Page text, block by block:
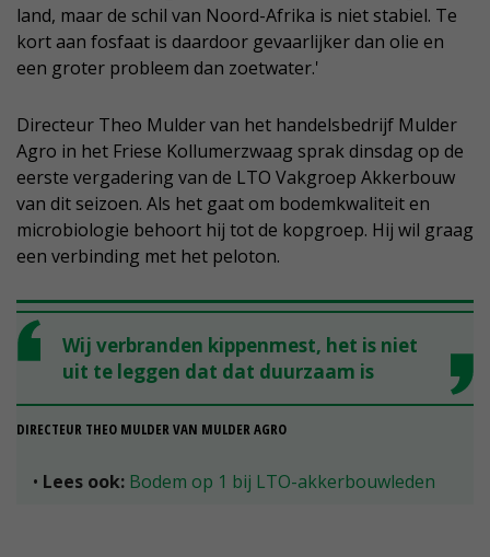
land, maar de schil van Noord-Afrika is niet stabiel. Te
kort aan fosfaat is daardoor gevaarlijker dan olie en
een groter probleem dan zoetwater.'
Directeur Theo Mulder van het handelsbedrijf Mulder
Agro in het Friese Kollumerzwaag sprak dinsdag op de
eerste vergadering van de LTO Vakgroep Akkerbouw
van dit seizoen. Als het gaat om bodemkwaliteit en
microbiologie behoort hij tot de kopgroep. Hij wil graag
een verbinding met het peloton.
Wij verbranden kippenmest, het is niet
uit te leggen dat dat duurzaam is
DIRECTEUR THEO MULDER VAN MULDER AGRO
• Lees ook: Bodem op 1 bij LTO-akkerbouwleden